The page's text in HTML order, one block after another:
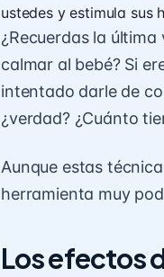
ustedes y estimula sus
¿Recuerdas la
calmar al bebé? Si
intentado darle de
¿verdad? ¿Cuánto
Aunque estas
herramienta muy
Los efectos